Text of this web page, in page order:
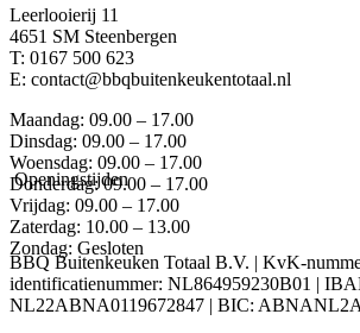
Leerlooierij 11
4651 SM Steenbergen
T: 0167 500 623
E: contact@bbqbuitenkeukentotaal.nl
Maandag: 09.00 – 17.00
Dinsdag: 09.00 – 17.00
Woensdag: 09.00 – 17.00
Donderdag: 09.00 – 17.00
Vrijdag: 09.00 – 17.00
Zaterdag: 10.00 – 13.00
Zondag: Gesloten
Openingstijden
BBQ Buitenkeuken Totaal B.V. | KvK-
identificatienummer: NL864959230B01 |
NL22ABNA0119672847 | BIC: ABNANL2A